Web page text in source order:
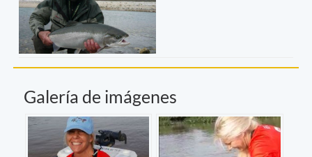
Galería de imágenes